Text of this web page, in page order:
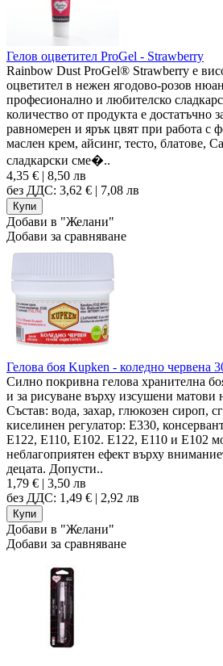
Гелов оцветител ProGel - Strawberry
Rainbow Dust ProGel® Strawberry е
оцветител в нежен ягодово-розов
професионално и любителско
количество от продукта е достатъчно
равномерен и ярък цвят при работа с
маслен крем, айсинг, тесто, блатове,
сладкарски сме�..
4,35 € | 8,50 лв
без ДДС: 3,62 € | 7,08 лв
Добави в "Желани"
Добави за сравняване
Гелова боя Kupken - коледно червена
Силно покривна гелова хранителна
и за рисуване върху изсушени матови
Състав: вода, захар, глюкозен сироп,
киселинен регулатор: Е330,
Е122, Е110, Е102. Е122, Е110 и Е102
неблагоприятен ефект върху
децата. Допусти..
1,79 € | 3,50 лв
без ДДС: 1,49 € | 2,92 лв
Добави в "Желани"
Добави за сравняване